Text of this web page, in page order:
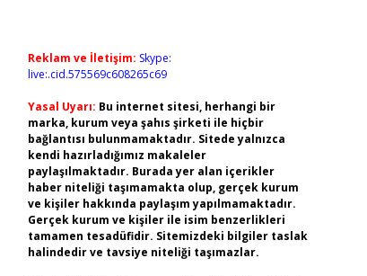
Reklam ve İletişim: Skype:
live:.cid.575569c608265c69
Yasal Uyarı: Bu internet sitesi, herhangi bir
marka, kurum veya şahıs şirketi ile hiçbir
bağlantısı bulunmamaktadır. Sitede yalnızca
kendi hazırladığımız makaleler
paylaşılmaktadır. Burada yer alan içerikler
haber niteliği taşımamakta olup, gerçek kurum
ve kişiler hakkında paylaşım yapılmamaktadır.
Gerçek kurum ve kişiler ile isim benzerlikleri
tamamen tesadüfidir. Sitemizdeki bilgiler taslak
halindedir ve tavsiye niteliği taşımazlar.